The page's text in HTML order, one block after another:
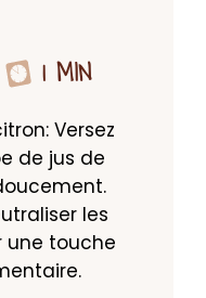
1 MIN
Versez
de jus de
les
une touche